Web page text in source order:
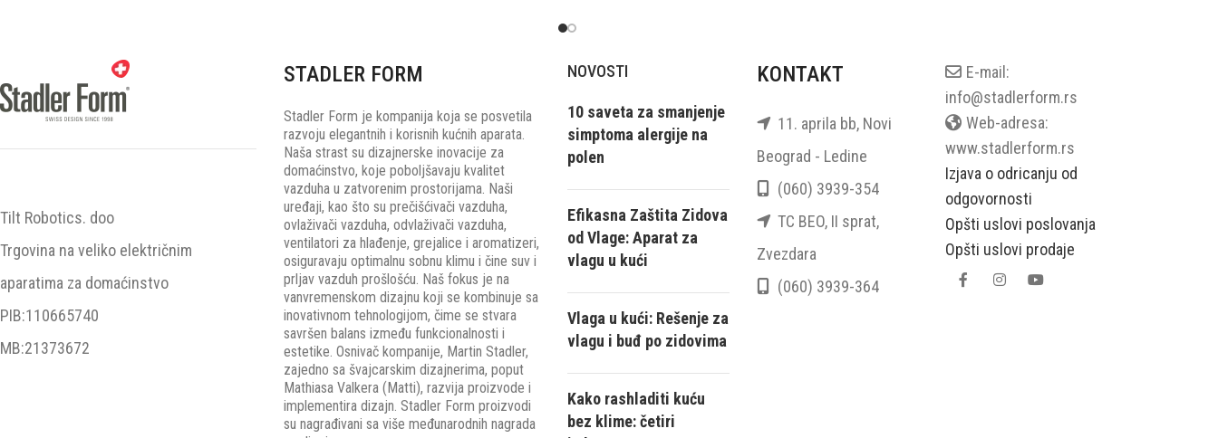
Tilt Robotics. doo
Trgovina na veliko električnim
aparatima za domaćinstvo
PIB:110665740
MB:21373672
STADLER FORM
Stadler Form je kompanija koja se posvetila
razvoju elegantnih i korisnih kućnih aparata.
Naša strast su dizajnerske inovacije za
domaćinstvo, koje poboljšavaju kvalitet
vazduha u zatvorenim prostorijama. Naši
uređaji, kao što su prečišćivači vazduha,
ovlaživači vazduha, odvlaživači vazduha,
ventilatori za hlađenje, grejalice i aromatizeri,
osiguravaju optimalnu sobnu klimu i čine suv i
prljav vazduh prošlošću. Naš fokus je na
vanvremenskom dizajnu koji se kombinuje sa
inovativnom tehnologijom, čime se stvara
savršen balans između funkcionalnosti i
estetike. Osnivač kompanije, Martin Stadler,
zajedno sa švajcarskim dizajnerima, poput
Mathiasa Valkera (Matti), razvija proizvode i
implementira dizajn. Stadler Form proizvodi
su nagrađivani sa više međunarodnih nagrada
NOVOSTI
10 saveta za smanjenje
simptoma alergije na
polen
Efikasna Zaštita Zidova
od Vlage: Aparat za
vlagu u kući
Vlaga u kući: Rešenje za
vlagu i buđ po zidovima
Kako rashladiti kuću
bez klime: četiri
KONTAKT
11. aprila bb, Novi
Beograd - Ledine
(060) 3939-354
TC BEO, II sprat,
Zvezdara
(060) 3939-364
E-mail:
info@stadlerform.rs
Web-adresa:
www.stadlerform.rs
Izjava o odricanju od
odgovornosti
Opšti uslovi poslovanja
Opšti uslovi prodaje